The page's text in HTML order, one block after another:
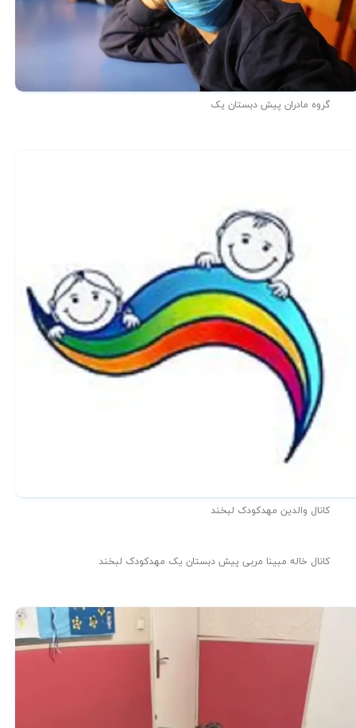
گروه مادران پیش دبستان یک
کانال والدین مهدکودک لبخند
کانال خاله مبینا مربی پیش دبستان یک مهدکودک لبخند